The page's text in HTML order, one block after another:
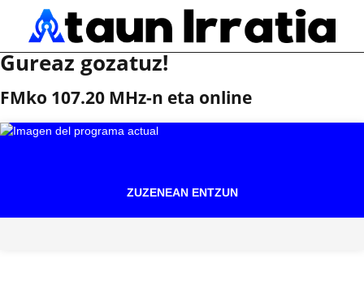
Gureaz gozatuz!
FMko 107.20 MHz-n eta online
ZUZENEAN ENTZUN